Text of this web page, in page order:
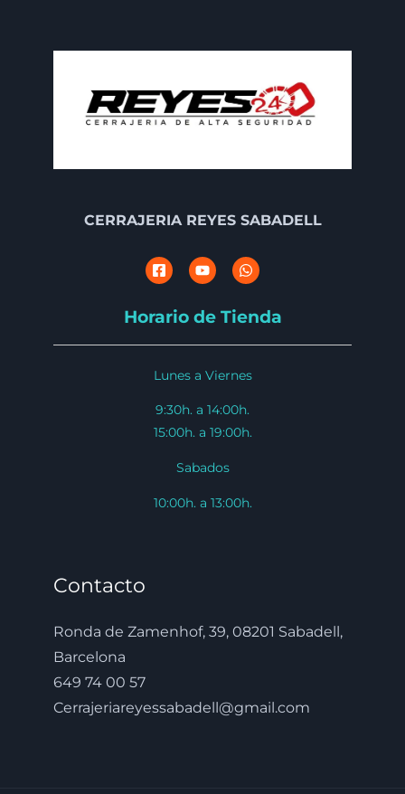
CERRAJERIA REYES SABADELL
Horario de Tienda
Lunes a Viernes
9:30h. a 14:00h.
15:00h. a 19:00h.
Sabados
10:00h. a 13:00h.
Contacto
Ronda de Zamenhof, 39, 08201 Sabadell,
Barcelona
649 74 00 57
Cerrajeriareyessabadell@gmail.com